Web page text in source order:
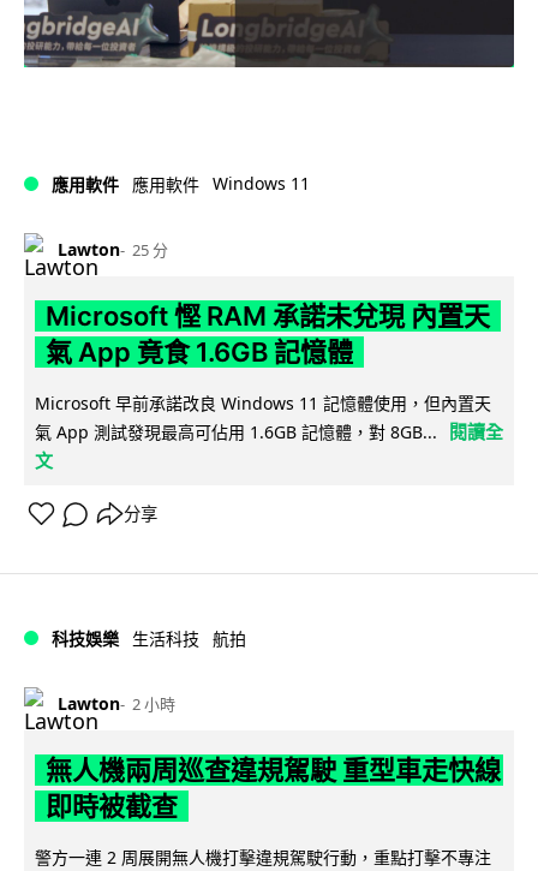
應用軟件 應用軟件 Windows 11
Lawton 25 分
Microsoft 慳 RAM 承諾未兌現 內置天
氣 App 竟食 1.6GB 記憶體
Microsoft 早前承諾改良 Windows 11 記憶體使用，但內置天
氣 App 測試發現最高可佔用 1.6GB 記憶體，對 8GB...
閱讀全
文
分享
科技娛樂 生活科技 航拍
Lawton 2 小時
無人機兩周巡查違規駕駛 重型車走快線
即時被截查
警方一連 2 周展開無人機打擊違規駕駛行動，重點打擊不專注